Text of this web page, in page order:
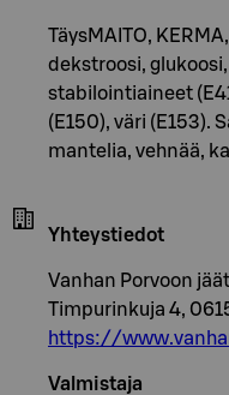
TäysMAITO,
dekstroosi,
stabilointiaineet
(E150), väri (E153).
mantelia, vehnää,
Yhteystiedot
Vanhan Porvoon
Timpurinkuja 4,
https://
Valmistaja